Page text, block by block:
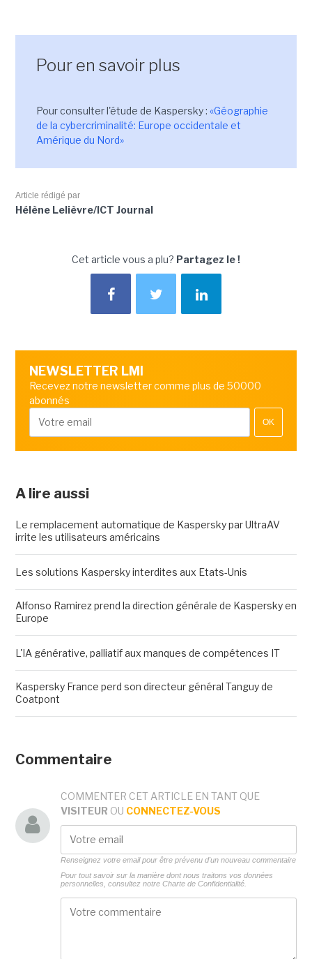
Pour en savoir plus
Pour consulter l'étude de Kaspersky : «Géographie
de la cybercriminalité: Europe occidentale et
Amérique du Nord»
Article rédigé par
Hélène Lelièvre/ICT Journal
Cet article vous a plu? Partagez le !
NEWSLETTER LMI
Recevez notre newsletter comme plus de 50000
abonnés
OK
A lire aussi
Le remplacement automatique de Kaspersky par UltraAV
irrite les utilisateurs américains
Les solutions Kaspersky interdites aux Etats-Unis
Alfonso Ramirez prend la direction générale de Kaspersky en
Europe
L'IA générative, palliatif aux manques de compétences IT
Kaspersky France perd son directeur général Tanguy de
Coatpont
Commentaire
COMMENTER CET ARTICLE EN TANT QUE
VISITEUR OU CONNECTEZ-VOUS
Renseignez votre email pour être prévenu d'un nouveau commentaire
Pour tout savoir sur la manière dont nous traitons vos données
personnelles, consultez notre Charte de Confidentialité.